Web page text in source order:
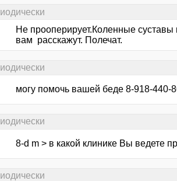
Не прооперирует.Коленные
вам расскажут. Полечат.
могу помочь вашей беде 8-918-
8-d m > в какой клинике Вы ведете